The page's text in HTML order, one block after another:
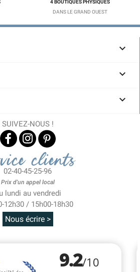
4 BOUTIQUES PHYSIQUES
DANS LE GRAND OUEST



SUIVEZ-NOUS !
clients
02-40-45-25-96
Prix d'un appel local
lundi au vendredi
12h30 / 15h00-18h30
Nous écrire >